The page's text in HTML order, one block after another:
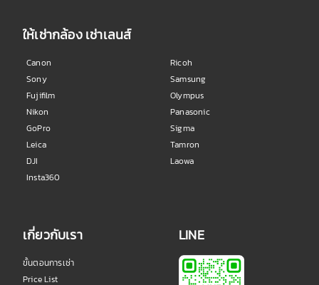
ให้เช่ากล้อง เช่าเลนส์
Canon
Sony
Fujifilm
Nikon
GoPro
Leica
DJI
Insta360
Ricoh
Samsung
Olympus
Panasonic
Sigma
Tamron
Laowa
เกี่ยวกับเรา
ขั้นตอนการเช่า
Price List
LINE